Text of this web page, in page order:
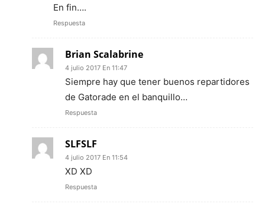
En fin….
Respuesta
Brian Scalabrine
4 julio 2017 En 11:47
Siempre hay que tener buenos repartidores
de Gatorade en el banquillo…
Respuesta
SLFSLF
4 julio 2017 En 11:54
XD XD
Respuesta